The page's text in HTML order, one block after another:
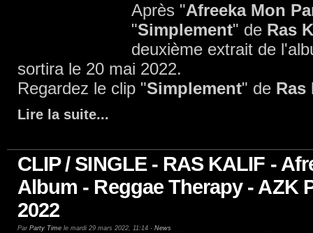
Après "Afreeka Mon
"Simplement" de Ras
deuxième extrait de
sortira le 20 mai 2022.
Regardez le clip "Simplement" de
Lire la suite...
CLIP / SINGLE - RAS KALIF -
Album - Reggae Therapy - AZK
2022
Par Party Time le mardi 29 mars 2022, 11:14 - News